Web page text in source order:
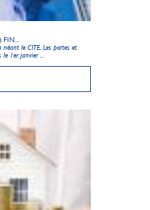
FIN...
le CITE. Les portes et
le 1er janvier ...